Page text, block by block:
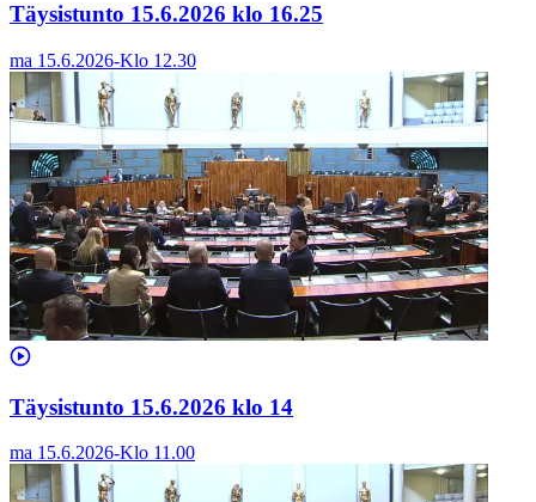
Täysistunto 15.6.2026 klo 16.25
ma 15.6.2026-Klo 12.30
Täysistunto 15.6.2026 klo 14
ma 15.6.2026-Klo 11.00